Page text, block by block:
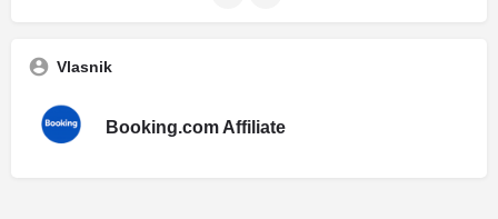
Vlasnik
Booking.com Affiliate